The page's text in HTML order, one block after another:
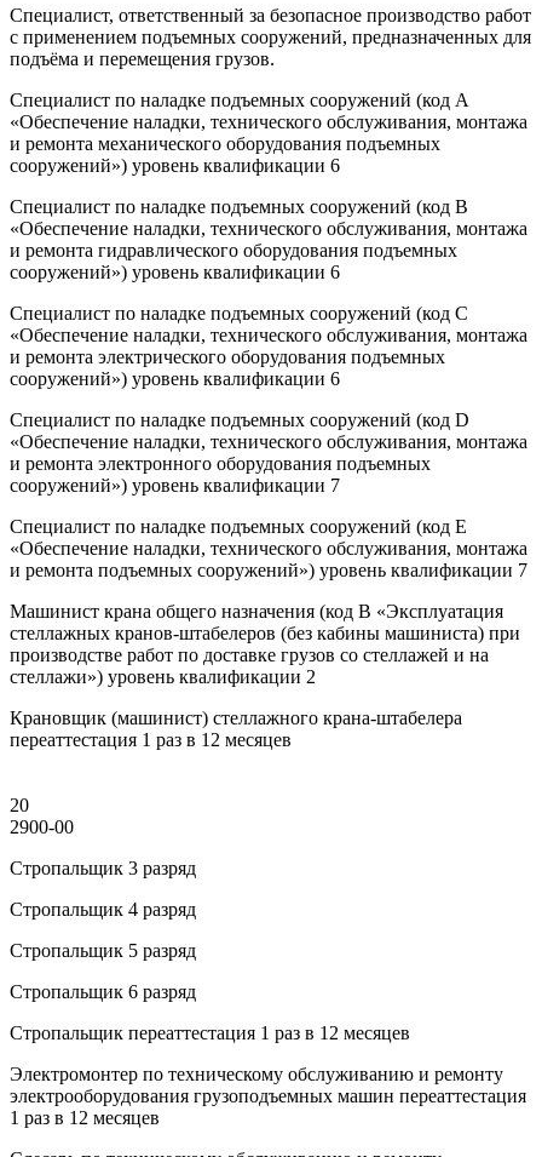
Специалист, ответственный за безопасное производство работ
с применением подъемных сооружений, предназначенных для
подъёма и перемещения грузов.
Специалист по наладке подъемных сооружений (код А
«Обеспечение наладки, технического обслуживания, монтажа
и ремонта механического оборудования подъемных
сооружений») уровень квалификации 6
Специалист по наладке подъемных сооружений (код В
«Обеспечение наладки, технического обслуживания, монтажа
и ремонта гидравлического оборудования подъемных
сооружений») уровень квалификации 6
Специалист по наладке подъемных сооружений (код С
«Обеспечение наладки, технического обслуживания, монтажа
и ремонта электрического оборудования подъемных
сооружений») уровень квалификации 6
Специалист по наладке подъемных сооружений (код D
«Обеспечение наладки, технического обслуживания, монтажа
и ремонта электронного оборудования подъемных
сооружений») уровень квалификации 7
Специалист по наладке подъемных сооружений (код Е
«Обеспечение наладки, технического обслуживания, монтажа
и ремонта подъемных сооружений») уровень квалификации 7
Машинист крана общего назначения (код В «Эксплуатация
стеллажных кранов-штабелеров (без кабины машиниста) при
производстве работ по доставке грузов со стеллажей и на
стеллажи») уровень квалификации 2
Крановщик (машинист) стеллажного крана-штабелера
переаттестация 1 раз в 12 месяцев
20
2900-00
Стропальщик 3 разряд
Стропальщик 4 разряд
Стропальщик 5 разряд
Стропальщик 6 разряд
Стропальщик переаттестация 1 раз в 12 месяцев
Электромонтер по техническому обслуживанию и ремонту
электрооборудования грузоподъемных машин переаттестация
1 раз в 12 месяцев